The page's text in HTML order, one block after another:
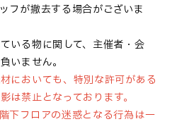
フが撤去する場合がございま
いる物に関して、主催者・会
いません。
においても、特別な許可がある
は禁止となっております。
下フロアの迷惑となる行為は一